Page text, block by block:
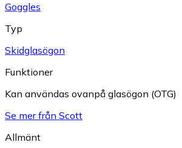
Goggles
Typ
Skidglasögon
Funktioner
Kan användas ovanpå glasögon (OTG)
Se mer från Scott
Allmänt